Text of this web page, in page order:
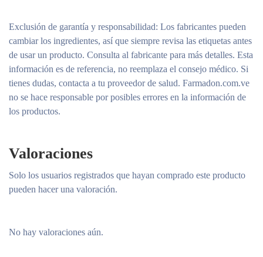
Exclusión de garantía y responsabilidad: Los fabricantes pueden
cambiar los ingredientes, así que siempre revisa las etiquetas antes
de usar un producto. Consulta al fabricante para más detalles. Esta
información es de referencia, no reemplaza el consejo médico. Si
tienes dudas, contacta a tu proveedor de salud. Farmadon.com.ve
no se hace responsable por posibles errores en la información de
los productos.
Valoraciones
No hay valoraciones aún.
Solo los usuarios registrados que hayan comprado este producto
pueden hacer una valoración.